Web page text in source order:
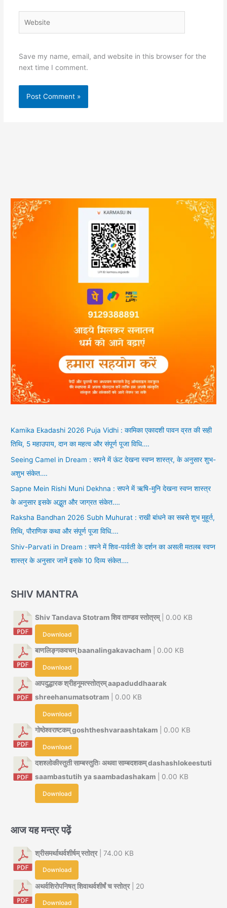
Save my name, email, and website in this browser for the
next time I comment.
Kamika Ekadashi 2026 Puja Vidhi : कामिका एकादशी पावन व्रत की सही
तिथि, 5 महाउपाय, दान का महत्व और संपूर्ण पूजा विधि….
Seeing Camel in Dream : सपने में ऊंट देखना स्वप्न शास्त्र, के अनुसार शुभ-
अशुभ संकेत….
Sapne Mein Rishi Muni Dekhna : सपने में ऋषि-मुनि देखना स्वप्न शास्त्र
के अनुसार इसके अद्भुत और जाग्रत संकेत….
Raksha Bandhan 2026 Subh Muhurat : राखी बांधने का सबसे शुभ मुहूर्त,
तिथि, पौराणिक कथा और संपूर्ण पूजा विधि….
Shiv-Parvati in Dream : सपने में शिव-पार्वती के दर्शन का असली मतलब स्वप्न
शास्त्र के अनुसार जानें इसके 10 दिव्य संकेत….
SHIV MANTRA
Shiv Tandava Stotram शिव ताण्डव स्तोत्रम्| 0.00 KB
Download
बाणलिङ्गकवचम् baanalingakavacham | 0.00 KB
Download
आपदुद्धारक श्रीहनूमत्स्तोत्रम् aapaduddhaarak
shreehanumatsotram | 0.00 KB
Download
गोष्ठेश्वराष्टकम् goshtheshvaraashtakam | 0.00 KB
Download
दशश्लोकीस्तुती साम्बस्तुतिः अथवा साम्बदशकम् dashashlokeestuti
saambastutih ya saambadashakam | 0.00 KB
Download
आज यह मन्त्र पढ़ें
श्रीसमर्थाथर्वशीर्षम् स्तोत्र| 74.00 KB
Download
अथर्वशिरोपनिषत् शिवाथर्वशीर्षं च स्तोत्र| 20
Download